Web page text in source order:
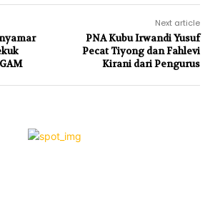
Next article
PNA Kubu Irwandi Yusuf
Pecat Tiyong dan Fahlevi
Kirani dari Pengurus